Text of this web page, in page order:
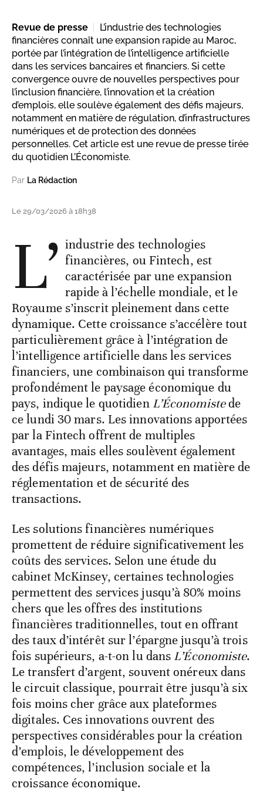
Revue de presse
L’industrie des technologies
financières connaît une expansion rapide au Maroc,
portée par l’intégration de l’intelligence artificielle
dans les services bancaires et financiers. Si cette
convergence ouvre de nouvelles perspectives pour
l’inclusion financière, l’innovation et la création
d’emplois, elle soulève également des défis majeurs,
notamment en matière de régulation, d’infrastructures
numériques et de protection des données
personnelles. Cet article est une revue de presse tirée
du quotidien L’Économiste.
Par La Rédaction
Le 29/03/2026 à 18h38
L’ industrie des technologies
financières, ou Fintech, est
caractérisée par une expansion
rapide à l’échelle mondiale, et le
Royaume s’inscrit pleinement dans cette
dynamique. Cette croissance s’accélère tout
particulièrement grâce à l’intégration de
l’intelligence artificielle dans les services
financiers, une combinaison qui transforme
profondément le paysage économique du
pays, indique le quotidien L’Économistede
ce lundi 30 mars. Les innovations apportées
par la Fintech offrent de multiples
avantages, mais elles soulèvent également
des défis majeurs, notamment en matière de
réglementation et de sécurité des
transactions.
Les solutions financières numériques
promettent de réduire significativement les
coûts des services. Selon une étude du
cabinet McKinsey, certaines technologies
permettent des services jusqu’à 80% moins
chers que les offres des institutions
financières traditionnelles, tout en offrant
des taux d’intérêt sur l’épargne jusqu’à trois
fois supérieurs, a-t-on lu dans L’Économiste.
Le transfert d’argent, souvent onéreux dans
le circuit classique, pourrait être jusqu’à six
fois moins cher grâce aux plateformes
digitales. Ces innovations ouvrent des
perspectives considérables pour la création
d’emplois, le développement des
compétences, l’inclusion sociale et la
croissance économique.